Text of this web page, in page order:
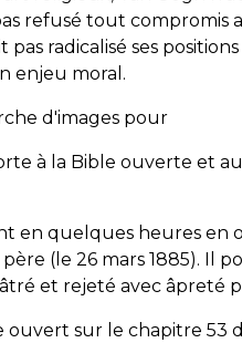
refusé tout compromis
radicalisé ses
enjeu moral.
à la Bible ouverte et
en quelques heures en
(le 26 mars 1885). Il
et rejeté avec âpreté
sur le chapitre 53